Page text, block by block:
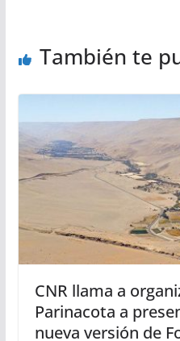
También te
CNR llama a
Parinacota a
nueva versión de